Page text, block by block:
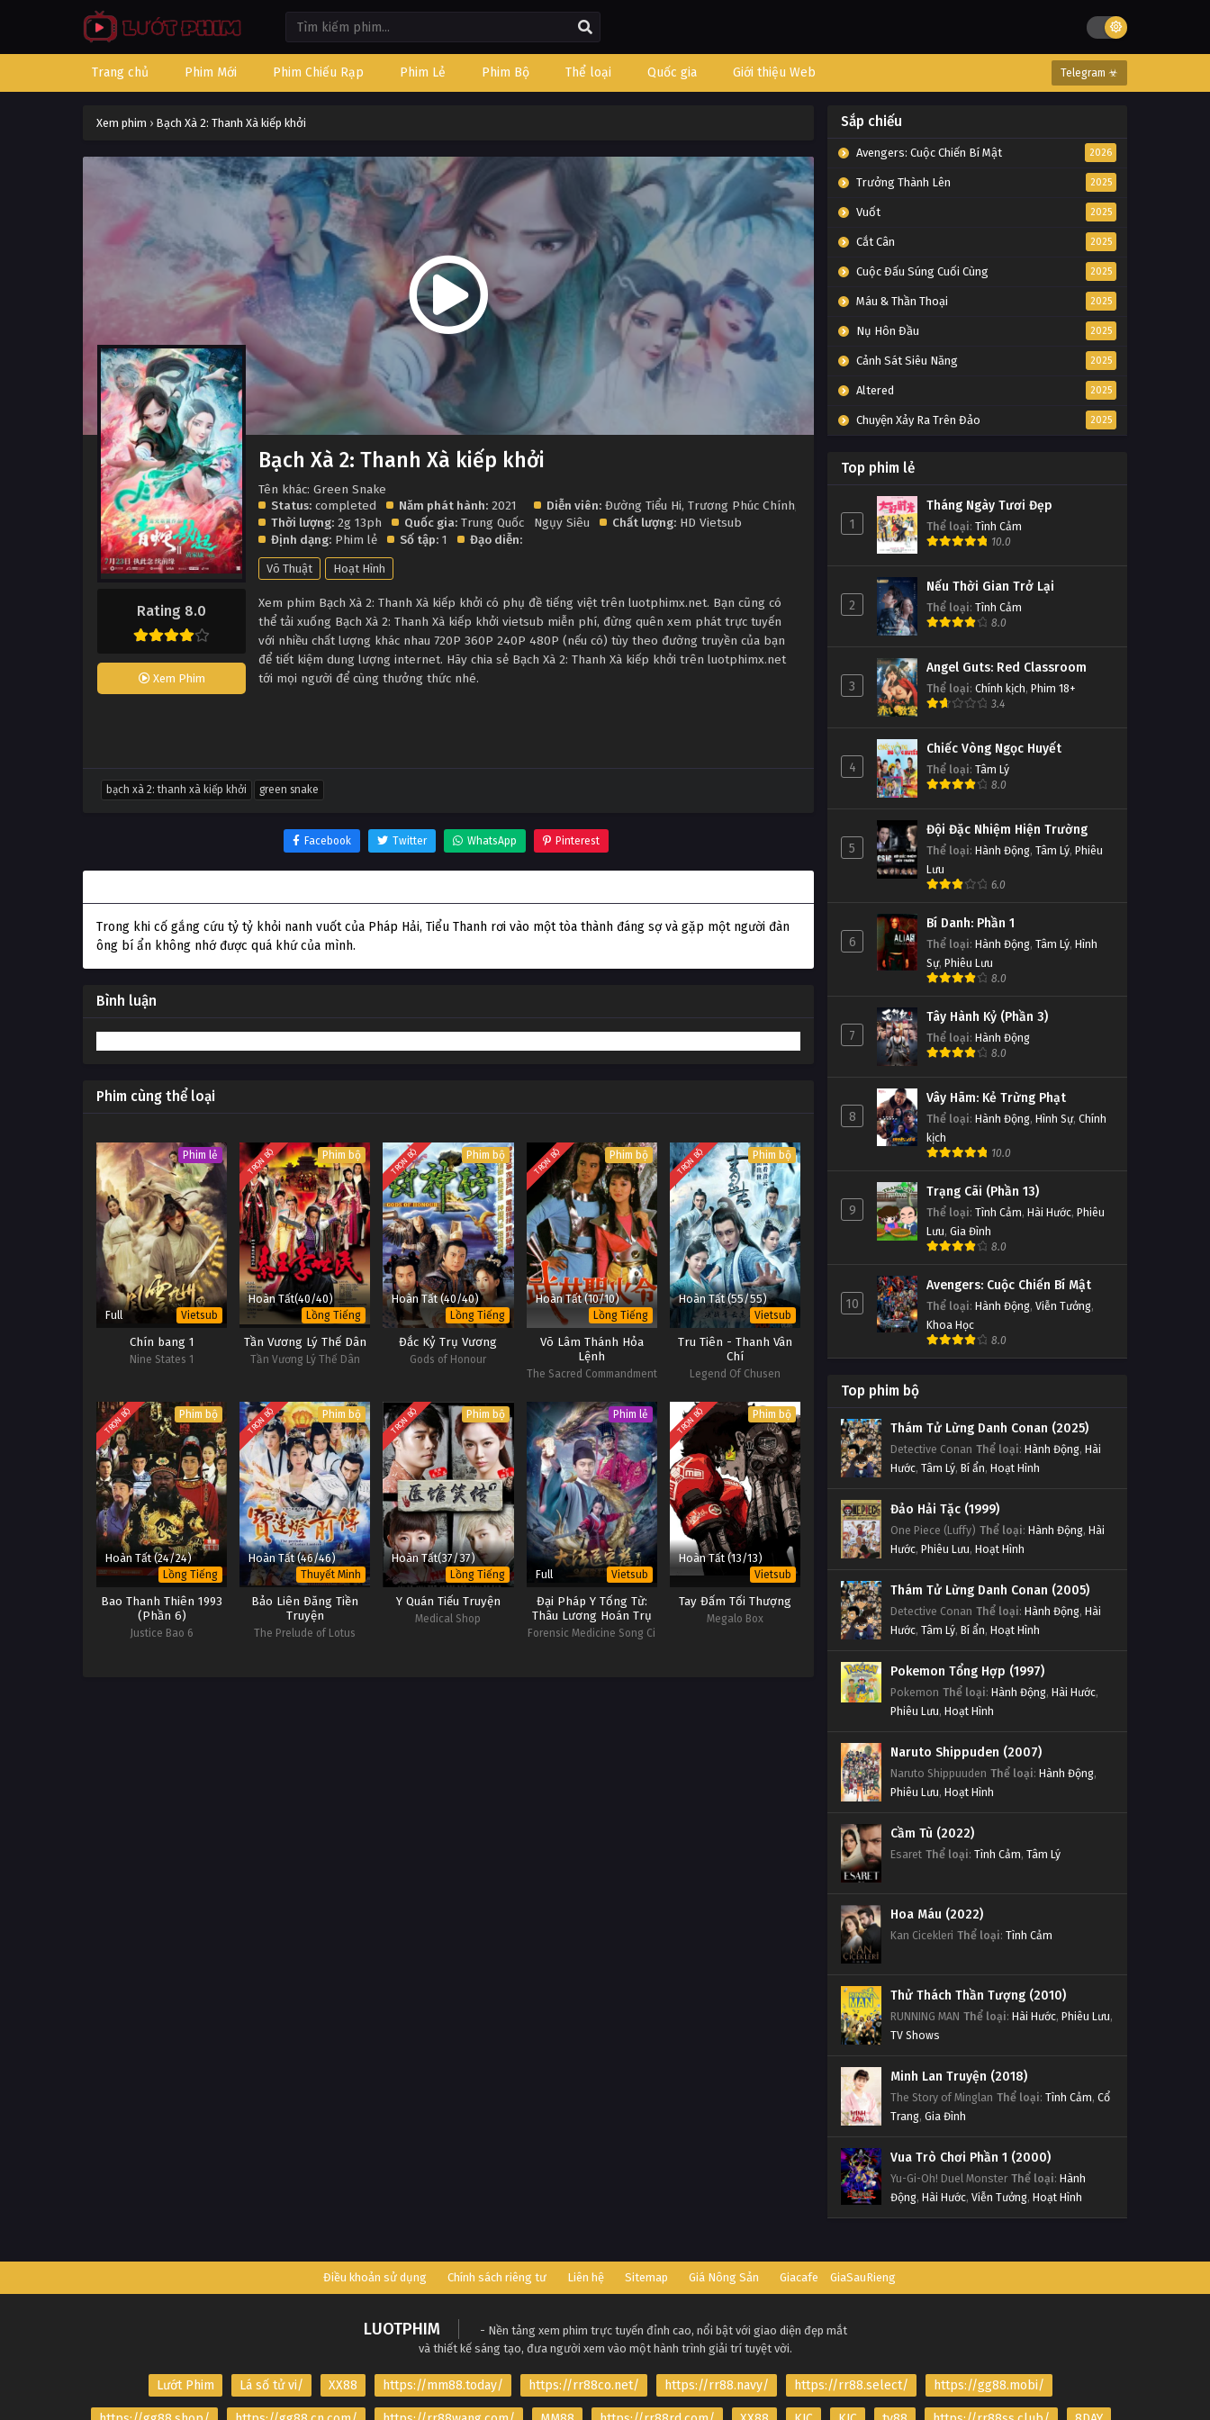
Trang chủ Phim Mới Phim Chiếu Rạp Phim Lẻ Phim Bộ Thể loại Quốc gia Giới thiệu Web Telegram ☣
Xem phim › Bạch Xà 2: Thanh Xà kiếp khởi
Rating 8.0
Xem Phim
Bạch Xà 2: Thanh Xà kiếp khởi
Tên khác: Green Snake
Status: completed Năm phát hành: 2021
Thời lượng: 2g 13ph Quốc gia: Trung Quốc
Định dạng: Phim lẻ Số tập: 1 Đạo diễn:
Diễn viên: Đường Tiểu Hi, Trương Phúc Chính
Ngụy Siêu
Chất lượng: HD Vietsub
Võ Thuật Hoạt Hình
Xem phim Bạch Xà 2: Thanh Xà kiếp khởi có phụ đề tiếng việt trên luotphimx.net. Bạn cũng có
thể tải xuống Bạch Xà 2: Thanh Xà kiếp khởi vietsub miễn phí, đừng quên xem phát trực tuyến
với nhiều chất lượng khác nhau 720P 360P 240P 480P (nếu có) tùy theo đường truyền của bạn
để tiết kiệm dung lượng internet. Hãy chia sẻ Bạch Xà 2: Thanh Xà kiếp khởi trên luotphimx.net
tới mọi người để cùng thưởng thức nhé.
bạch xà 2: thanh xà kiếp khởi green snake
Facebook Twitter WhatsApp Pinterest
Trong khi cố gắng cứu tỷ tỷ khỏi nanh vuốt của Pháp Hải, Tiểu Thanh rơi vào một tòa thành đáng sợ và gặp một người đàn
ông bí ẩn không nhớ được quá khứ của mình.
Bình luận
Phim cùng thể loại
Phim lẻ
Full Vietsub
Chín bang 1
Nine States 1
TRỌN BỘ Phim bộ
Hoàn Tất(40/40)
Lồng Tiếng
Tần Vương Lý Thế Dân
Tần Vương Lý Thế Dân
TRỌN BỘ Phim bộ
Hoàn Tất (40/40)
Lồng Tiếng
Đắc Kỷ Trụ Vương
Gods of Honour
TRỌN BỘ Phim bộ
Hoàn Tất (10/10)
Lồng Tiếng
Võ Lâm Thánh Hỏa
Lệnh
The Sacred Commandment
TRỌN BỘ Phim bộ
Hoàn Tất (55/55)
Vietsub
Tru Tiên - Thanh Vân
Chí
Legend Of Chusen
TRỌN BỘ Phim bộ
Hoàn Tất (24/24)
Lồng Tiếng
Bao Thanh Thiên 1993
(Phần 6)
Justice Bao 6
TRỌN BỘ Phim bộ
Hoàn Tất (46/46)
Thuyết Minh
Bảo Liên Đăng Tiền
Truyện
The Prelude of Lotus
TRỌN BỘ Phim bộ
Hoàn Tất(37/37)
Lồng Tiếng
Y Quán Tiếu Truyện
Medical Shop
Phim lẻ
Full Vietsub
Đại Pháp Y Tống Từ:
Thâu Lương Hoán Trụ
Forensic Medicine Song Ci
TRỌN BỘ Phim bộ
Hoàn Tất (13/13)
Vietsub
Tay Đấm Tối Thượng
Megalo Box
Sắp chiếu
Avengers: Cuộc Chiến Bí Mật 2026
Trưởng Thành Lên 2025
Vuốt 2025
Cắt Cân 2025
Cuộc Đấu Súng Cuối Cùng 2025
Máu & Thần Thoại 2025
Nụ Hôn Đầu 2025
Cảnh Sát Siêu Năng 2025
Altered 2025
Chuyện Xảy Ra Trên Đảo 2025
Top phim lẻ
1
Tháng Ngày Tươi Đẹp
Thể loại: Tình Cảm
10.0
2
Nếu Thời Gian Trở Lại
Thể loại: Tình Cảm
8.0
3
Angel Guts: Red Classroom
Thể loại: Chính kịch, Phim 18+
3.4
4
Chiếc Vòng Ngọc Huyết
Thể loại: Tâm Lý
8.0
5
Đội Đặc Nhiệm Hiện Trường
Thể loại: Hành Động, Tâm Lý, Phiêu
Lưu
6.0
6
Bí Danh: Phần 1
Thể loại: Hành Động, Tâm Lý, Hình
Sự, Phiêu Lưu
8.0
7
Tây Hành Kỷ (Phần 3)
Thể loại: Hành Động
8.0
8
Vây Hãm: Kẻ Trừng Phạt
Thể loại: Hành Động, Hình Sự, Chính
kịch
10.0
9
Trạng Cãi (Phần 13)
Thể loại: Tình Cảm, Hài Hước, Phiêu
Lưu, Gia Đình
8.0
10
Avengers: Cuộc Chiến Bí Mật
Thể loại: Hành Động, Viễn Tưởng,
Khoa Học
8.0
Top phim bộ
Thám Tử Lừng Danh Conan (2025)
Detective Conan Thể loại: Hành Động, Hài
Hước, Tâm Lý, Bí ẩn, Hoạt Hình
Đảo Hải Tặc (1999)
One Piece (Luffy) Thể loại: Hành Động, Hài
Hước, Phiêu Lưu, Hoạt Hình
Thám Tử Lừng Danh Conan (2005)
Detective Conan Thể loại: Hành Động, Hài
Hước, Tâm Lý, Bí ẩn, Hoạt Hình
Pokemon Tổng Hợp (1997)
Pokemon Thể loại: Hành Động, Hài Hước,
Phiêu Lưu, Hoạt Hình
Naruto Shippuden (2007)
Naruto Shippuuden Thể loại: Hành Động,
Phiêu Lưu, Hoạt Hình
Cầm Tù (2022)
Esaret Thể loại: Tình Cảm, Tâm Lý
Hoa Máu (2022)
Kan Cicekleri Thể loại: Tình Cảm
Thử Thách Thần Tượng (2010)
RUNNING MAN Thể loại: Hài Hước, Phiêu Lưu,
TV Shows
Minh Lan Truyện (2018)
The Story of Minglan Thể loại: Tình Cảm, Cổ
Trang, Gia Đình
Vua Trò Chơi Phần 1 (2000)
Yu-Gi-Oh! Duel Monster Thể loại: Hành
Động, Hài Hước, Viễn Tưởng, Hoạt Hình
Điều khoản sử dụng Chính sách riêng tư Liên hệ Sitemap Giá Nông Sản Giacafe GiaSauRieng
LUOTPHIM
- Nền tảng xem phim trực tuyến đỉnh cao, nổi bật với giao diện đẹp mắt
và thiết kế sáng tạo, đưa người xem vào một hành trình giải trí tuyệt vời.
Lướt Phim Lá số tử vi/ XX88 https://mm88.today/ https://rr88co.net/ https://rr88.navy/ https://rr88.select/ https://gg88.mobi/